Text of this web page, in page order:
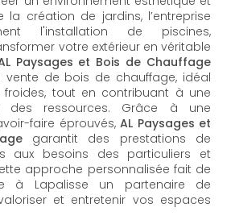
la création de jardins, l’entreprise
l'installation de piscines,
votre extérieur en véritable
Paysages et Bois de Chauffage
de bois de chauffage, idéal
tout en contribuant à une
des ressources. Grâce à une
faire éprouvés,AL Paysages et
garantit des prestations de
aux besoins des particuliers et
approche personnalisée fait de
à Lapalisse un partenaire de
et entretenir vos espaces